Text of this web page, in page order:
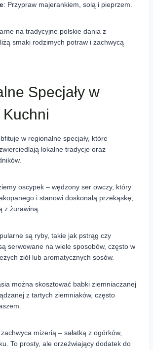
: Przypraw majerankiem, solą i pieprzem.
na tradycyjne polskie dania z
smaki rodzimych potraw i zachwycą
Specjały w
w regionalne specjały, które
lokalne tradycje oraz
oscypek – wędzony ser owczy, który
i stanowi doskonałą przekąskę,
z żurawiną.
są ryby, takie jak pstrąg czy
serwowane na wiele sposobów, często w
ziół lub aromatycznych sosów.
można skosztować babki ziemniaczanej
z tartych ziemniaków, często
mizerią – sałatką z ogórków,
To prosty, ale orzeźwiający dodatek do